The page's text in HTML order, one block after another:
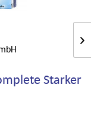
Starker